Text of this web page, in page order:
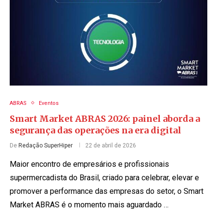
ABRAS Eventos
Smart Market ABRAS 2026: painel aborda a
segurança das operações na era digital
De Redação SuperHiper 22 de abril de 2026
Maior encontro de empresários e profissionais
supermercadista do Brasil, criado para celebrar, elevar e
promover a performance das empresas do setor, o Smart
Market ABRAS é o momento mais aguardado …